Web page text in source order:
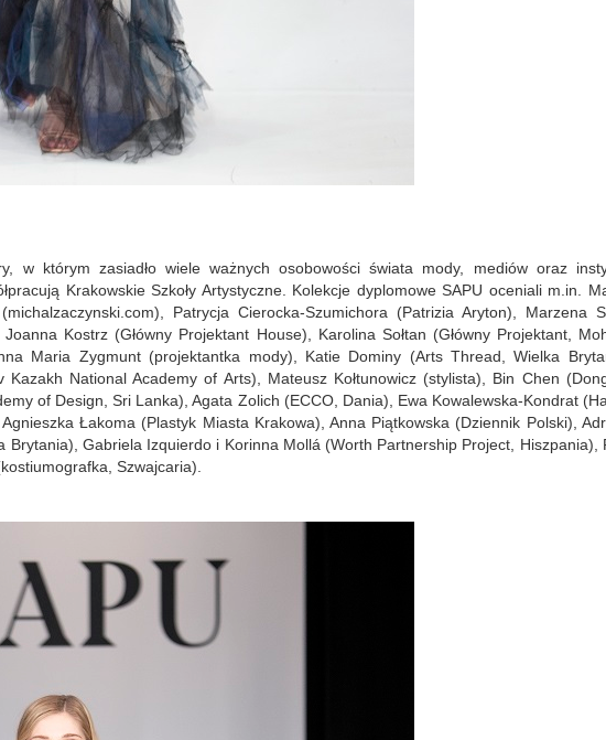
w którym zasiadło wiele ważnych osobowości świata mody, mediów oraz
Krakowskie Szkoły Artystyczne. Kolekcje dyplomowe SAPU oceniali m.in.
Patrycja Cierocka-Szumichora (Patrizia Aryton), Marzena
Kostrz (Główny Projektant House), Karolina Sołtan (Główny Projektant,
Maria Zygmunt (projektantka mody), Katie Dominy (Arts Thread, Wielka
Kazakh National Academy of Arts), Mateusz Kołtunowicz (stylista), Bin Chen
of Design, Sri Lanka), Agata Zolich (ECCO, Dania), Ewa Kowalewska-Kondrat
Łakoma (Plastyk Miasta Krakowa), Anna Piątkowska (Dziennik Polski),
Brytania), Gabriela Izquierdo i Korinna Mollá (Worth Partnership Project, Hiszpania),
Szwajcaria).